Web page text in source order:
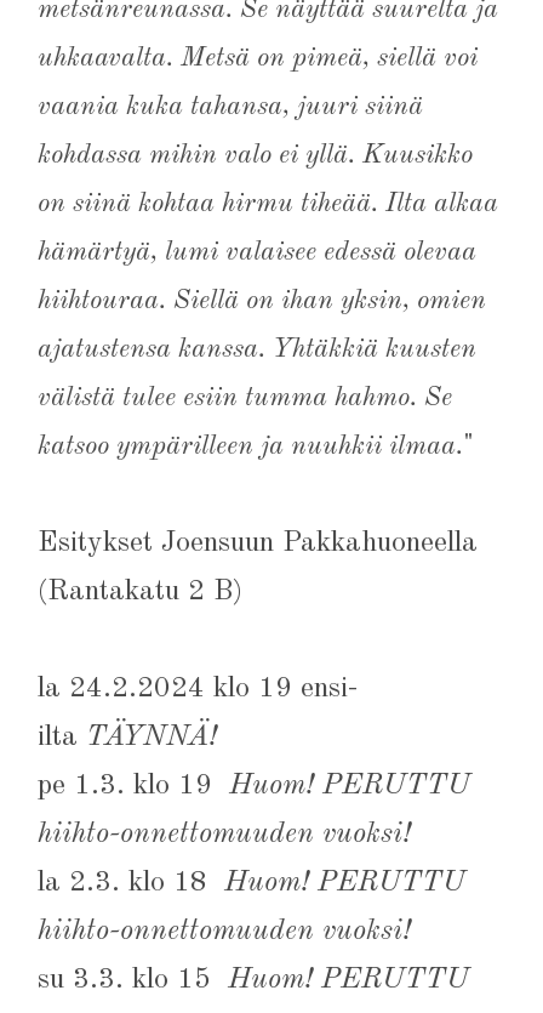
metsänreunassa. Se näyttää suurelta ja
uhkaavalta. Metsä on pimeä, siellä voi
vaania kuka tahansa, juuri siinä
kohdassa mihin valo ei yllä. Kuusikko
on siinä kohtaa hirmu tiheää. Ilta alkaa
hämärtyä, lumi valaisee edessä olevaa
hiihtouraa. Siellä on ihan yksin, omien
ajatustensa kanssa. Yhtäkkiä kuusten
välistä tulee esiin tumma hahmo. Se
katsoo ympärilleen ja nuuhkii ilmaa."
Esitykset Joensuun Pakkahuoneella
(Rantakatu 2 B)
la 24.2.2024 klo 19 ensi-
ilta TÄYNNÄ!
pe 1.3. klo 19Huom! PERUTTU
hiihto-onnettomuuden vuoksi!
la 2.3. klo 18Huom! PERUTTU
hiihto-onnettomuuden vuoksi!
su 3.3. klo 15Huom! PERUTTU